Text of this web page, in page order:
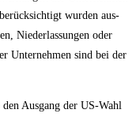
wur­den aus­
Nie­der­las­sun­gen oder
Unter­neh­men sind bei der
Aus­gang der US-Wahl